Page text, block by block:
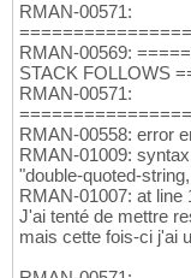
RMAN-00571:
RMAN-00569:
STACK FOLLOWS
RMAN-00571:
RMAN-00558: error
RMAN-01009:
"double-quoted-
RMAN-01007: at line
J'ai tenté de mettre
mais cette fois-ci j'ai